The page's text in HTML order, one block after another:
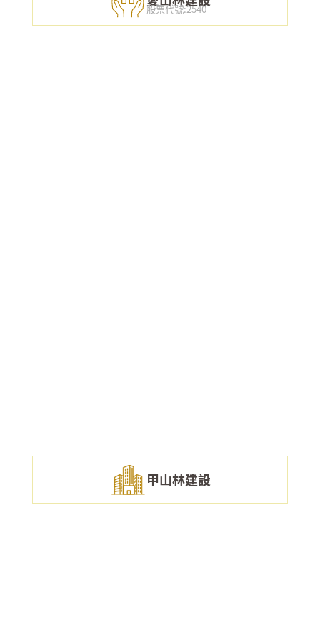
股票代號:2540
甲山林建設